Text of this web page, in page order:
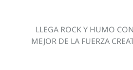
LLEGA ROCK Y HUMO
MEJOR DE LA FUERZA